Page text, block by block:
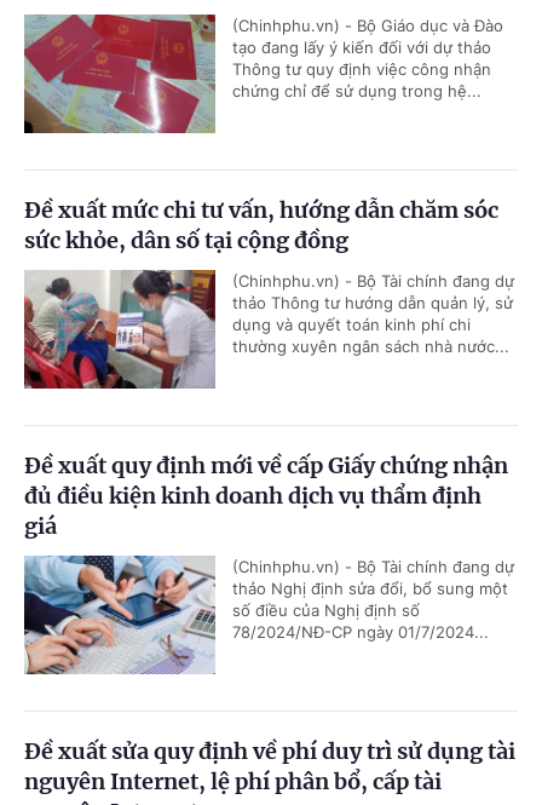
(Chinhphu.vn) - Bộ Giáo dục và Đào
tạo đang lấy ý kiến đối với dự thảo
Thông tư quy định việc công nhận
chứng chỉ để sử dụng trong hệ...
Đề xuất mức chi tư vấn, hướng dẫn chăm sóc
sức khỏe, dân số tại cộng đồng
(Chinhphu.vn) - Bộ Tài chính đang dự
thảo Thông tư hướng dẫn quản lý, sử
dụng và quyết toán kinh phí chi
thường xuyên ngân sách nhà nước...
Đề xuất quy định mới về cấp Giấy chứng nhận
đủ điều kiện kinh doanh dịch vụ thẩm định
giá
(Chinhphu.vn) - Bộ Tài chính đang dự
thảo Nghị định sửa đổi, bổ sung một
số điều của Nghị định số
78/2024/NĐ-CP ngày 01/7/2024...
Đề xuất sửa quy định về phí duy trì sử dụng tài
nguyên Internet, lệ phí phân bổ, cấp tài